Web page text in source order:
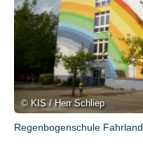
© KIS / Herr Schliep
Regenbogenschule Fahrland